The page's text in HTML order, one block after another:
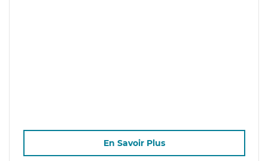
En Savoir Plus